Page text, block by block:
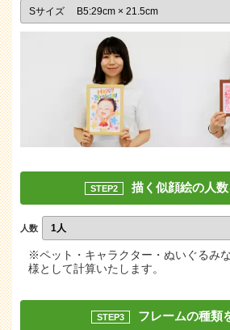
STEP2 描く似顔絵の人数
人数
※ペット・キャラクター・ぬいぐるみ
様として計算いたします。
STEP3 フレームの種類